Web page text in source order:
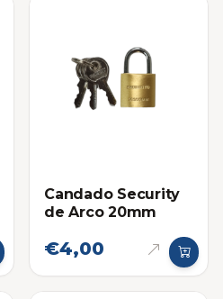
Candado Security
de Arco 20mm
€4,00